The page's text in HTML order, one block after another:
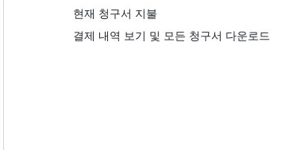
현재 청구서 지불
결제 내역 보기 및 모든 청구서 다운로드